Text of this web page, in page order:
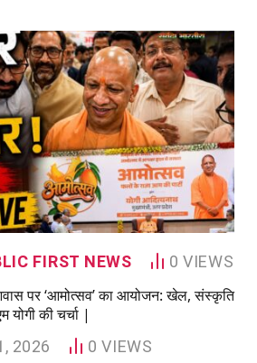
FIRST NEWS 0VIEWS
पर ‘आमोत्सव’ का आयोजन: खेल, संस्कृति
योगी की चर्चा |
2026 0VIEWS